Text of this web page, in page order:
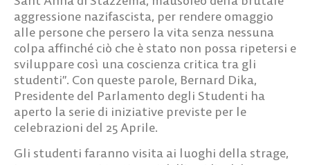
aggressione nazifascista, per rendere omaggio
alle persone che persero la vita senza nessuna
colpa affinché ciò che è stato non possa ripetersi e
sviluppare così una coscienza critica tra gli
studenti”. Con queste parole, Bernard Dika,
Presidente del Parlamento degli Studenti ha
aperto la serie di iniziative previste per le
celebrazioni del 25 Aprile.
Gli studenti faranno visita ai luoghi della strage,